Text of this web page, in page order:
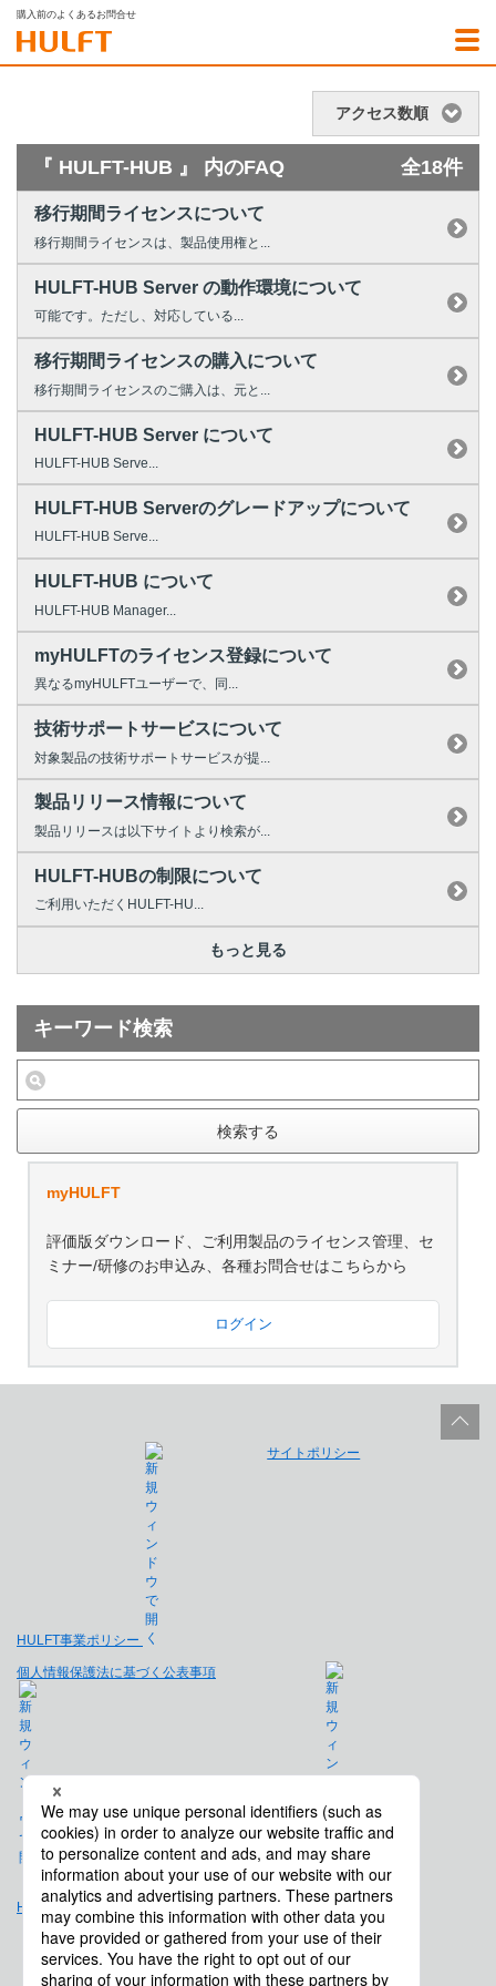
購入前のよくあるお問合せ
アクセス数順
『 HULFT-HUB 』 内のFAQ 全18件
移行期間ライセンスについて
移行期間ライセンスは、製品使用権と...
HULFT-HUB Server の動作環境について
可能です。ただし、対応している...
移行期間ライセンスの購入について
移行期間ライセンスのご購入は、元と...
HULFT-HUB Server について
HULFT-HUB Serve...
HULFT-HUB Serverのグレードアップについて
HULFT-HUB Serve...
HULFT-HUB について
HULFT-HUB Manager...
myHULFTのライセンス登録について
異なるmyHULFTユーザーで、同...
技術サポートサービスについて
対象製品の技術サポートサービスが提...
製品リリース情報について
製品リリースは以下サイトより検索が...
HULFT-HUBの制限について
ご利用いただくHULFT-HU...
もっと見る
キーワード検索
検索する
myHULFT
評価版ダウンロード、ご利用製品のライセンス管理、セ
ミナー/研修のお申込み、各種お問合せはこちらから
ログイン
HULFT事業ポリシー
サイトポリシー
個人情報保護法に基づく公表事項
免責事項
Hulft.com